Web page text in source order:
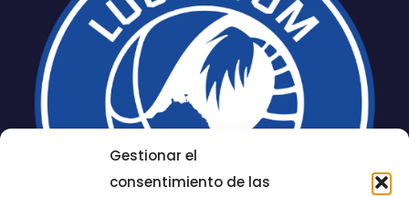
Gestionar el
consentimiento de las